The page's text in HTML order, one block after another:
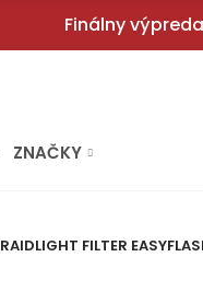
Finálny
ZNAČKY
RAIDLIGHT FILTER